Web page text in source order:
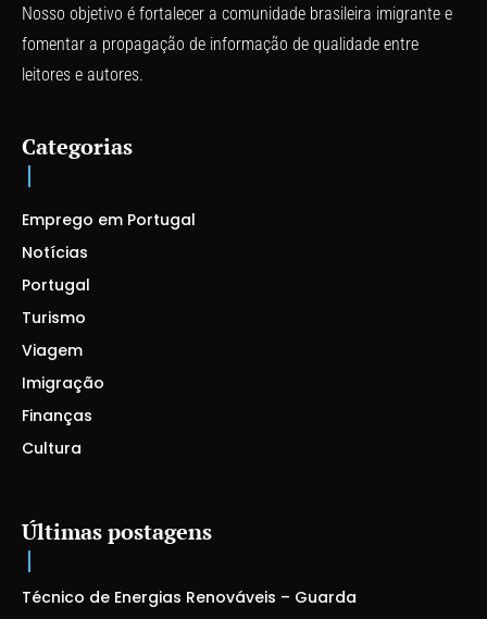
Nosso objetivo é fortalecer a comunidade brasileira imigrante e
fomentar a propagação de informação de qualidade entre
leitores e autores.
Categorias
Emprego em Portugal
Notícias
Portugal
Turismo
Viagem
Imigração
Finanças
Cultura
Últimas postagens
Técnico de Energias Renováveis – Guarda